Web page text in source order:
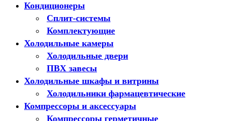
Кондиционеры
Сплит-системы
Комплектующие
Холодильные камеры
Холодильные двери
ПВХ завесы
Холодильные шкафы и витрины
Холодильники фармацевтические
Компрессоры и аксессуары
Компрессоры герметичные